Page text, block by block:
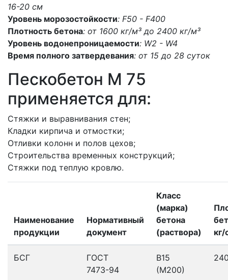
16-20 см
Уровень морозостойкости: F50 - F400
Плотность бетона: от 1600 кг/м³ до 2400 кг/м³
Уровень водонепроницаемости: W2 - W4
Время полного затвердевания: от 15 до 28 суток
Пескобетон M 75
применяется для:
Стяжки и выравнивания стен;
Кладки кирпича и отмостки;
Отливки колонн и полов цехов;
Строительства временных конструкций;
Стяжки под теплую кровлю.
Наименование
продукции
Нормативный
документ
Класс
(марка)
бетона
(раствора)
кг/
БСГ
ГОСТ
7473-94
В15
(М200)